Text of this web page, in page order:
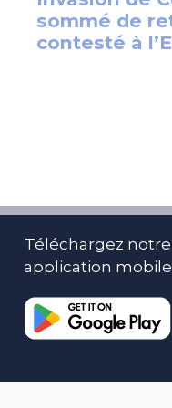
Téléchargez notre
application mobile